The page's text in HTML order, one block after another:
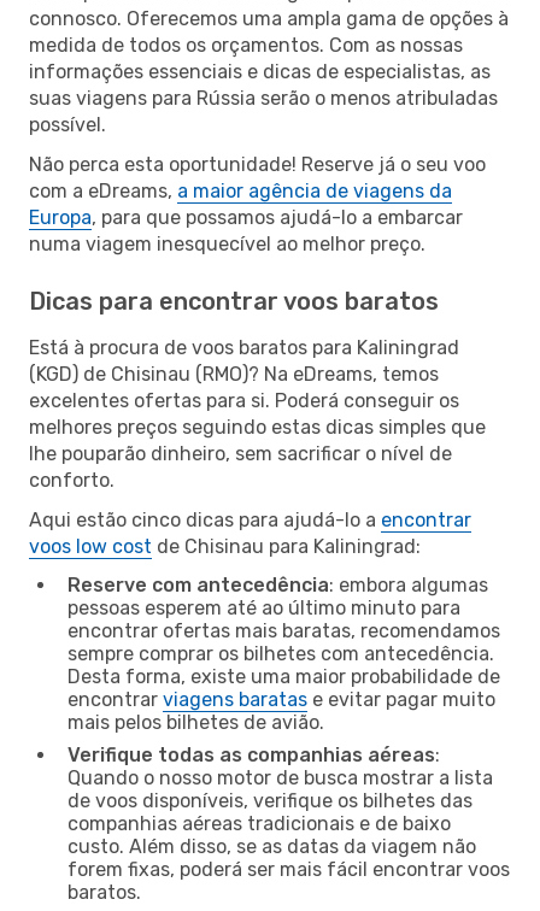
connosco. Oferecemos uma ampla gama de opções à
medida de todos os orçamentos. Com as nossas
informações essenciais e dicas de especialistas, as
suas viagens para Rússia serão o menos atribuladas
possível.
Não perca esta oportunidade! Reserve já o seu voo
com a eDreams, a maior agência de viagens da
Europa, para que possamos ajudá-lo a embarcar
numa viagem inesquecível ao melhor preço.
Dicas para encontrar voos baratos
Está à procura de voos baratos para Kaliningrad
(KGD) de Chisinau (RMO)? Na eDreams, temos
excelentes ofertas para si. Poderá conseguir os
melhores preços seguindo estas dicas simples que
lhe pouparão dinheiro, sem sacrificar o nível de
conforto.
Aqui estão cinco dicas para ajudá-lo a encontrar
voos low cost de Chisinau para Kaliningrad:
Reserve com antecedência: embora algumas
pessoas esperem até ao último minuto para
encontrar ofertas mais baratas, recomendamos
sempre comprar os bilhetes com antecedência.
Desta forma, existe uma maior probabilidade de
encontrar viagens baratas e evitar pagar muito
mais pelos bilhetes de avião.
Verifique todas as companhias aéreas:
Quando o nosso motor de busca mostrar a lista
de voos disponíveis, verifique os bilhetes das
companhias aéreas tradicionais e de baixo
custo. Além disso, se as datas da viagem não
forem fixas, poderá ser mais fácil encontrar voos
baratos.